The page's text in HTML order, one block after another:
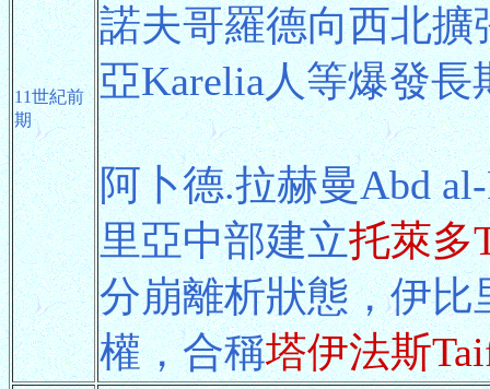
11世紀前
期
諾夫哥羅德向西北擴
亞Karelia人等爆發長
阿卜德.拉赫曼Abd
里亞中部建立托萊多
分崩離析狀態，伊
權，合稱塔伊法斯